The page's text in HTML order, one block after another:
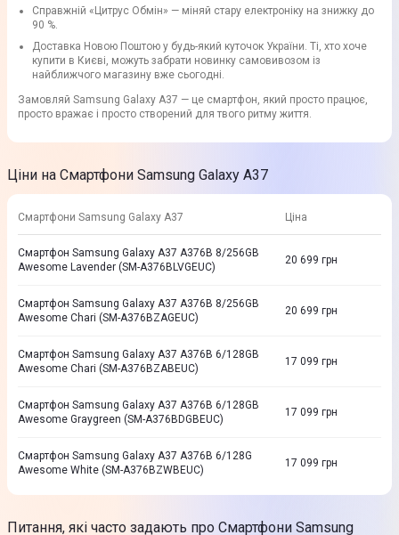
Справжній «Цитрус Обмін» — міняй стару електроніку на знижку до
90 %.
Доставка Новою Поштою у будь-який куточок України. Ті, хто хоче
купити в Києві, можуть забрати новинку самовивозом із
найближчого магазину вже сьогодні.
Замовляй Samsung Galaxy A37 — це смартфон, який просто працює,
просто вражає і просто створений для твого ритму життя.
Ціни на Смартфони Samsung Galaxy A37
Смартфони Samsung Galaxy A37 Ціна
Смартфон Samsung Galaxy A37 A376B 8/256GB
Awesome Lavender (SM-A376BLVGEUC)
20 699 грн
Смартфон Samsung Galaxy A37 A376B 8/256GB
Awesome Chari (SM-A376BZAGEUC)
20 699 грн
Смартфон Samsung Galaxy A37 A376B 6/128GB
Awesome Chari (SM-A376BZABEUC)
17 099 грн
Смартфон Samsung Galaxy A37 A376B 6/128GB
Awesome Graygreen (SM-A376BDGBEUC)
17 099 грн
Смартфон Samsung Galaxy A37 A376B 6/128G
Awesome White (SM-A376BZWBEUC)
17 099 грн
Питання, які часто задають про Смартфони Samsung